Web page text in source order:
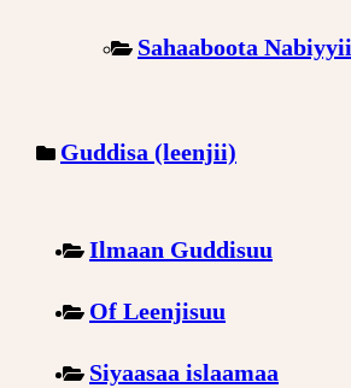
Sahaaboota
Guddisa (leenjii)
Ilmaan Guddisuu
Of Leenjisuu
Siyaasaa islaamaa